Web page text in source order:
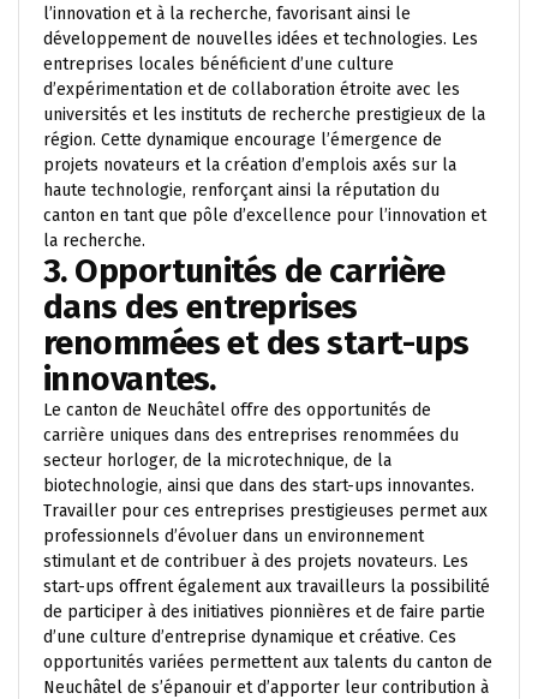
l’innovation et à la recherche, favorisant ainsi le
développement de nouvelles idées et technologies. Les
entreprises locales bénéficient d’une culture
d’expérimentation et de collaboration étroite avec les
universités et les instituts de recherche prestigieux de la
région. Cette dynamique encourage l’émergence de
projets novateurs et la création d’emplois axés sur la
haute technologie, renforçant ainsi la réputation du
canton en tant que pôle d’excellence pour l’innovation et
la recherche.
3. Opportunités de carrière
dans des entreprises
renommées et des start-ups
innovantes.
Le canton de Neuchâtel offre des opportunités de
carrière uniques dans des entreprises renommées du
secteur horloger, de la microtechnique, de la
biotechnologie, ainsi que dans des start-ups innovantes.
Travailler pour ces entreprises prestigieuses permet aux
professionnels d’évoluer dans un environnement
stimulant et de contribuer à des projets novateurs. Les
start-ups offrent également aux travailleurs la possibilité
de participer à des initiatives pionnières et de faire partie
d’une culture d’entreprise dynamique et créative. Ces
opportunités variées permettent aux talents du canton de
Neuchâtel de s’épanouir et d’apporter leur contribution à